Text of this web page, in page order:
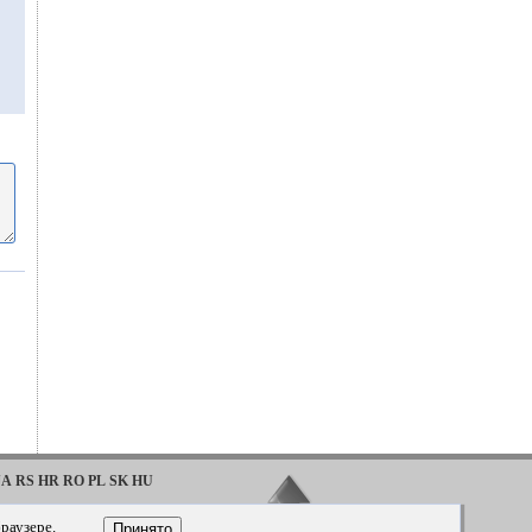
RS HR RO PL SK HU
1992-2000·